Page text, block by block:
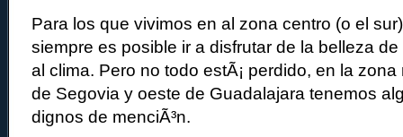
Para los que vivimos en al zona centro (o el
siempre es posible ir a disfrutar de la belleza
al clima. Pero no todo estÃ¡ perdido, en la
de Segovia y oeste de Guadalajara tenemos
dignos de menciÃ³n.